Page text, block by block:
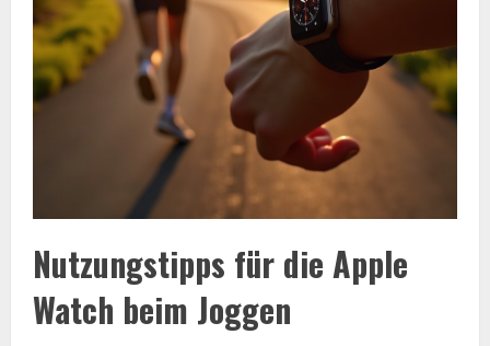
Nutzungstipps für die Apple
Watch beim Joggen